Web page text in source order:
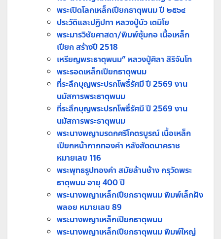
พระเปิดโลกเหล็กเปียกธาตุพนม ปี ๒๕๖๔
ประวัติและปฏิปทา หลวงปู่บัว เตมิโย
พระมารวิชัยศาสดา/พิมพ์ซุ้มกอ เนื้อเหล็ก
เปียก สร้างปี 2518
เหรียญพระธาตุพนม” หลวงปู่ศิลา สิริจันโท
พระรอดเหล็กเปียกธาตุพนม
ที่ระลึกบุญพระปรกโพธิ์รัศมี ปี 2569 งาน
นมัสการพระธาตุพนม
ที่ระลึกบุญพระปรกโพธิ์รัศมี ปี 2569 งาน
นมัสการพระธาตุพนม
พระนางพญามรดกศรีโคตรบูรณ์ เนื้อเหล็ก
เปียกหน้ากากทองคำ หลังสัตตนาคราช
หมายเลข 116
พระพุทธรูปทองคำ สมัยล้านช้าง กรุวัดพระ
ธาตุพนม อายุ 400 ปี
พระนางพญาเหล็กเปียกธาตุพนม พิมพ์เล็กฝัง
พลอย หมายเลข 89
พระนางพญาเหล็กเปียกธาตุพนม
พระนางพญาเหล็กเปียกธาตุพนม พิมพ์ใหญ่